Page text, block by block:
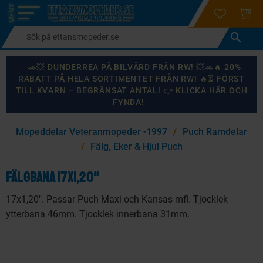
Meny
login
🚗💥 DUNDERREA PÅ BILVÅRD FRÅN RW! 💥🚗🔥 20%
RABATT PÅ HELA SORTIMENTET FRÅN RW! 🔥⏳ FÖRST
TILL KVARN – BEGRÄNSAT ANTAL! 👉 KLICKA HÄR OCH
FYNDA!
KANSKE NÅGON AV DESSA PRODUKTER KAN INTRESSERA
87%
Mopeddelar Veteranmopeder -1997
Puch Ramdelar
Fälg, Eker & Hjul Puch
Fälgbana 17x1,20"
17x1,20". Passar Puch Maxi och Kansas mfl. Tjocklek
ytterbana 46mm. Tjocklek innerbana 31mm.